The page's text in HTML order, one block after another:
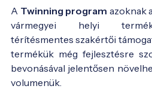
A Twinning program azoknak
vármegyei helyi
térítésmentes szakértői
termékük még fejlesztésre
bevonásával jelentősen
volumenük.